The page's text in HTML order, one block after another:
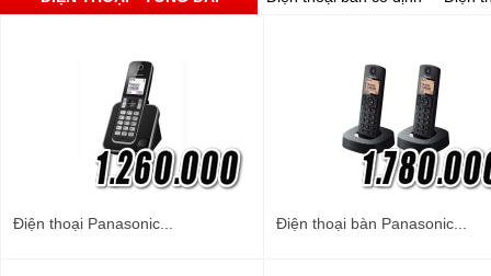
Điện thoại Panasonic... Điện thoại bàn Panasonic...